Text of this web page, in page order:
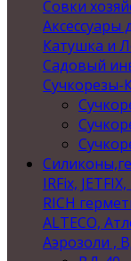
Совки
Аксессуары
Катушка и
Садовый
Сучкорезы-
IRFix,
RICH
ALTECO,
Аэрозоли ,